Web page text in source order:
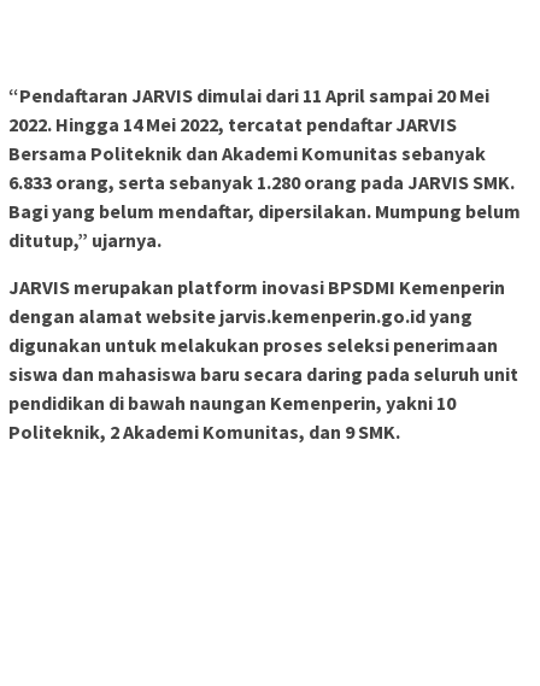
“Pendaftaran JARVIS dimulai dari 11 April sampai 20 Mei
2022. Hingga 14 Mei 2022, tercatat pendaftar JARVIS
Bersama Politeknik dan Akademi Komunitas sebanyak
6.833 orang, serta sebanyak 1.280 orang pada JARVIS SMK.
Bagi yang belum mendaftar, dipersilakan. Mumpung belum
ditutup,” ujarnya.
JARVIS merupakan platform inovasi BPSDMI Kemenperin
dengan alamat website jarvis.kemenperin.go.id yang
digunakan untuk melakukan proses seleksi penerimaan
siswa dan mahasiswa baru secara daring pada seluruh unit
pendidikan di bawah naungan Kemenperin, yakni 10
Politeknik, 2 Akademi Komunitas, dan 9 SMK.